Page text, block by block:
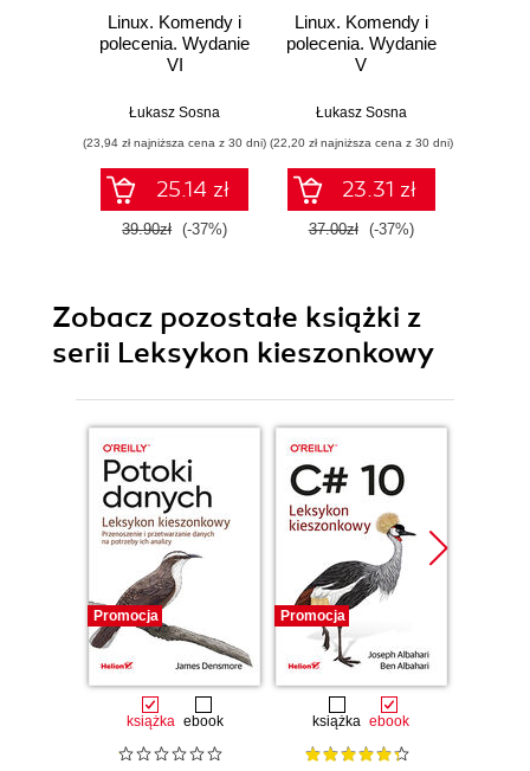
Linux. Komendy i
polecenia. Wydanie
VI
Łukasz Sosna
(23,94 zł najniższa cena z 30 dni)
25.14 zł
39.90zł (-37%)
Linux. Komendy i
polecenia. Wydanie
V
Łukasz Sosna
(22,20 zł najniższa cena z 30 dni)
23.31 zł
37.00zł (-37%)
Zobacz pozostałe książki z
serii Leksykon kieszonkowy
Promocja
książka ebook
Promocja
książka ebook